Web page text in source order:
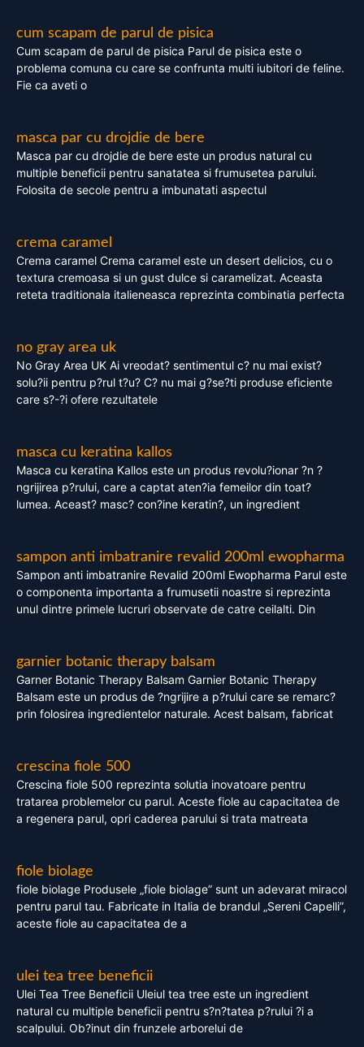
cum scapam de parul de pisica
Cum scapam de parul de pisica Parul de pisica este o
problema comuna cu care se confrunta multi iubitori de feline.
Fie ca aveti o
masca par cu drojdie de bere
Masca par cu drojdie de bere este un produs natural cu
multiple beneficii pentru sanatatea si frumusetea parului.
Folosita de secole pentru a imbunatati aspectul
crema caramel
Crema caramel Crema caramel este un desert delicios, cu o
textura cremoasa si un gust dulce si caramelizat. Aceasta
reteta traditionala italieneasca reprezinta combinatia perfecta
no gray area uk
No Gray Area UK Ai vreodat? sentimentul c? nu mai exist?
solu?ii pentru p?rul t?u? C? nu mai g?se?ti produse eficiente
care s?-?i ofere rezultatele
masca cu keratina kallos
Masca cu keratina Kallos este un produs revolu?ionar ?n ?
ngrijirea p?rului, care a captat aten?ia femeilor din toat?
lumea. Aceast? masc? con?ine keratin?, un ingredient
sampon anti imbatranire revalid 200ml ewopharma
Sampon anti imbatranire Revalid 200ml Ewopharma Parul este
o componenta importanta a frumusetii noastre si reprezinta
unul dintre primele lucruri observate de catre ceilalti. Din
garnier botanic therapy balsam
Garner Botanic Therapy Balsam Garnier Botanic Therapy
Balsam este un produs de ?ngrijire a p?rului care se remarc?
prin folosirea ingredientelor naturale. Acest balsam, fabricat
crescina fiole 500
Crescina fiole 500 reprezinta solutia inovatoare pentru
tratarea problemelor cu parul. Aceste fiole au capacitatea de
a regenera parul, opri caderea parului si trata matreata
fiole biolage
fiole biolage Produsele „fiole biolage” sunt un adevarat miracol
pentru parul tau. Fabricate in Italia de brandul „Sereni Capelli”,
aceste fiole au capacitatea de a
ulei tea tree beneficii
Ulei Tea Tree Beneficii Uleiul tea tree este un ingredient
natural cu multiple beneficii pentru s?n?tatea p?rului ?i a
scalpului. Ob?inut din frunzele arborelui de